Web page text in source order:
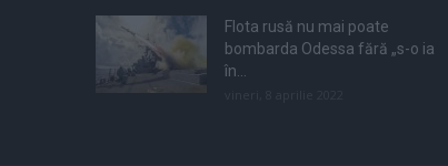
Flota rusă nu mai poate
bombarda Odessa fără „s-o ia
în...